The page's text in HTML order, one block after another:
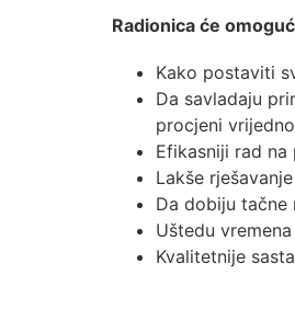
Radionica će
Kako postaviti
Da savladaju
procjeni
Efikasniji rad na
Lakše
Da dobiju tačne
Uštedu
Kvalitetnije